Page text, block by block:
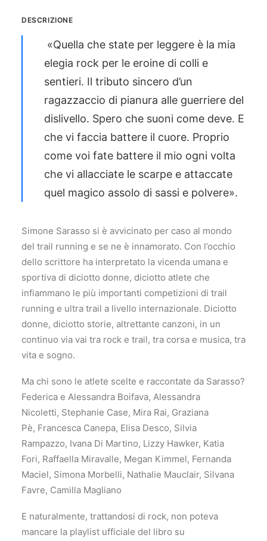
DESCRIZIONE
«Quella che state per leggere è la mia
elegia rock per le eroine di colli e
sentieri. Il tributo sincero d’un
ragazzaccio di pianura alle guerriere del
dislivello. Spero che suoni come deve. E
che vi faccia battere il cuore. Proprio
come voi fate battere il mio ogni volta
che vi allacciate le scarpe e attaccate
quel magico assolo di sassi e polvere».
Simone Sarasso si è avvicinato per caso al mondo
del trail running e se ne è innamorato. Con l’occhio
dello scrittore ha interpretato la vicenda umana e
sportiva di diciotto donne, diciotto atlete che
infiammano le più importanti competizioni di trail
running e ultra trail a livello internazionale. Diciotto
donne, diciotto storie, altrettante canzoni, in un
continuo via vai tra rock e trail, tra corsa e musica, tra
vita e sogno.
Ma chi sono le atlete scelte e raccontate da Sarasso?
Federica e Alessandra Boifava, Alessandra
Nicoletti, Stephanie Case, Mira Rai, Graziana
Pè, Francesca Canepa, Elisa Desco, Silvia
Rampazzo, Ivana Di Martino, Lizzy Hawker, Katia
Fori, Raffaella Miravalle, Megan Kimmel, Fernanda
Maciel, Simona Morbelli, Nathalie Mauclair, Silvana
Favre, Camilla Magliano
E naturalmente, trattandosi di rock, non poteva
mancare la playlist ufficiale del libro su